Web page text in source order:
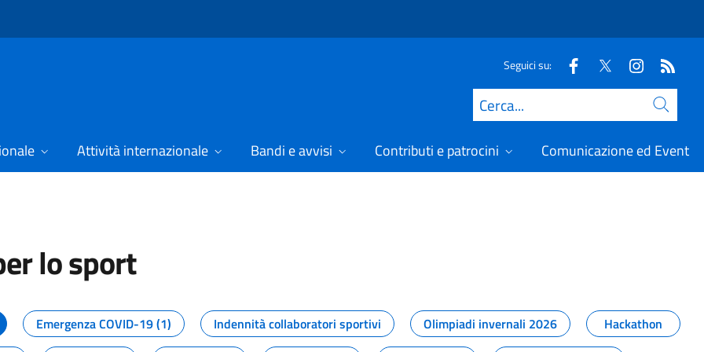
Seguici su:
Cerca
Attività internazionale Bandi e avvisi Contributi e patrocini Comunicazione ed Eventi
lo sport
dal Dipartimento per lo sport
Emergenza COVID-19 (1) Indennità collaboratori sportivi Olimpiadi invernali 2026
Hackathon